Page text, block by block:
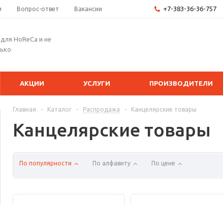
Вопрос-ответ Вакансии +7-383-36-36-757
HoReCa и не
АКЦИИ УСЛУГИ ПРОИЗВОДИТЕЛИ
Главная - Каталог - Распродажа - Канцелярские товары
Канцелярские товары
По популярности По алфавиту По цене